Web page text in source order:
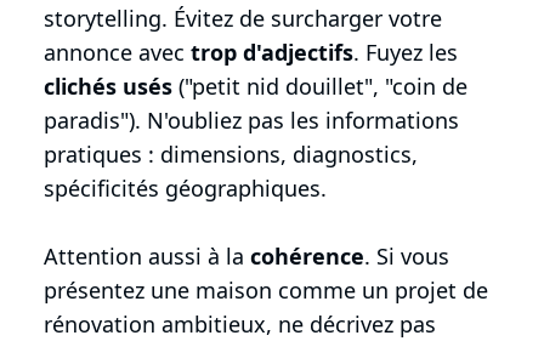
storytelling. Évitez de surcharger votre
annonce avec trop d'adjectifs. Fuyez les
clichés usés ("petit nid douillet", "coin de
paradis"). N'oubliez pas les informations
pratiques : dimensions, diagnostics,
spécificités géographiques.
Attention aussi à la cohérence. Si vous
présentez une maison comme un projet de
rénovation ambitieux, ne décrivez pas